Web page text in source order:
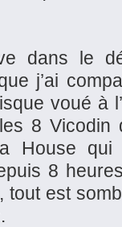
dans le
j’ai
voué à
8 Vicodin
House qui
8
tout est